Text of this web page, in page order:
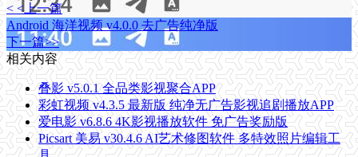
< <上一篇
Android 海洋视频 v4.0.0 去广告纯净版
下一篇>>
相关内容
叠影 v5.0.1 全品类影视聚合APP
彩虹视频 v4.3.5 最新版 纯净无广告影视追剧播放APP
爱电影 v6.8.6 4K影视播放软件 免广告奖励版
Picsart 美易 v30.4.6 AI艺术修图软件 多特效照片编辑工